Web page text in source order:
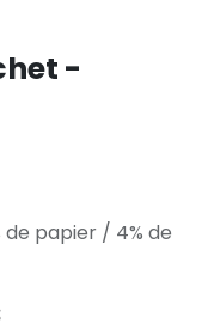
-
de papier / 4% de